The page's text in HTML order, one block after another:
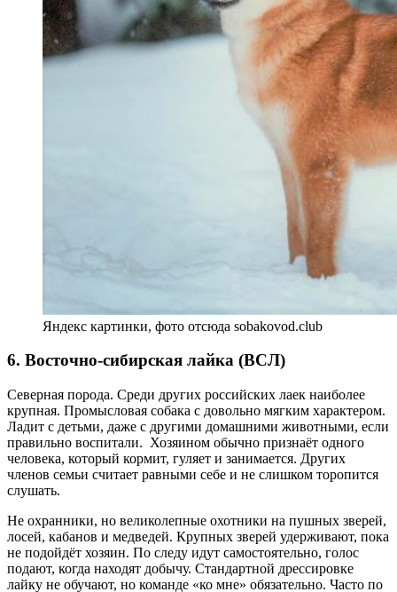
Яндекс картинки, фото отсюда sobakovod.club
6. Восточно-сибирская лайка (ВСЛ)
Северная порода. Среди других российских лаек наиболее
крупная. Промысловая собака с довольно мягким характером.
Ладит с детьми, даже с другими домашними животными, если
правильно воспитали. Хозяином обычно признаёт одного
человека, который кормит, гуляет и занимается. Других
членов семьи считает равными себе и не слишком торопится
слушать.
Не охранники, но великолепные охотники на пушных зверей,
лосей, кабанов и медведей. Крупных зверей удерживают, пока
не подойдёт хозяин. По следу идут самостоятельно, голос
подают, когда находят добычу. Стандартной дрессировке
лайку не обучают, но команде «ко мне» обязательно. Часто по